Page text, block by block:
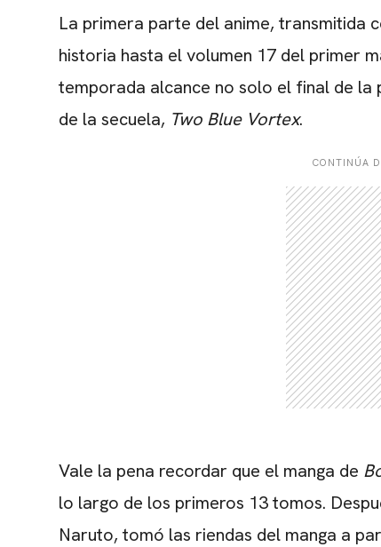
La primera parte del anime, transmitida
historia hasta el volumen 17 del primer
temporada alcance no solo el final de
de la secuela, Two Blue Vortex.
CONTINÚA
Vale la pena recordar que el manga de
lo largo de los primeros 13 tomos.
Naruto, tomó las riendas del manga a